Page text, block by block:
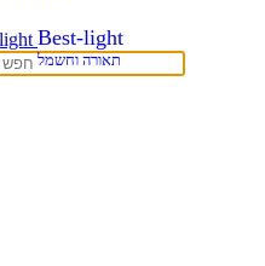
Best-light
תאורה וחשמל